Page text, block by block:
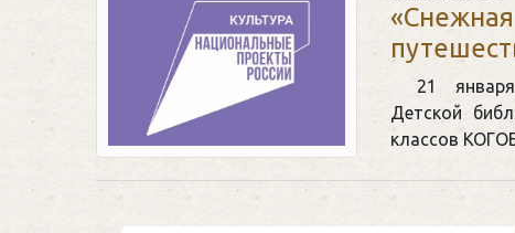
21
Детской
классов